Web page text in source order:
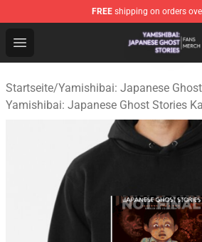
FREE shipping on orders
Open menu
Yamishibai: Japanese Ghost
Startseite/Yamishibai: Japanese
Yamishibai: Japanese Ghost Stories